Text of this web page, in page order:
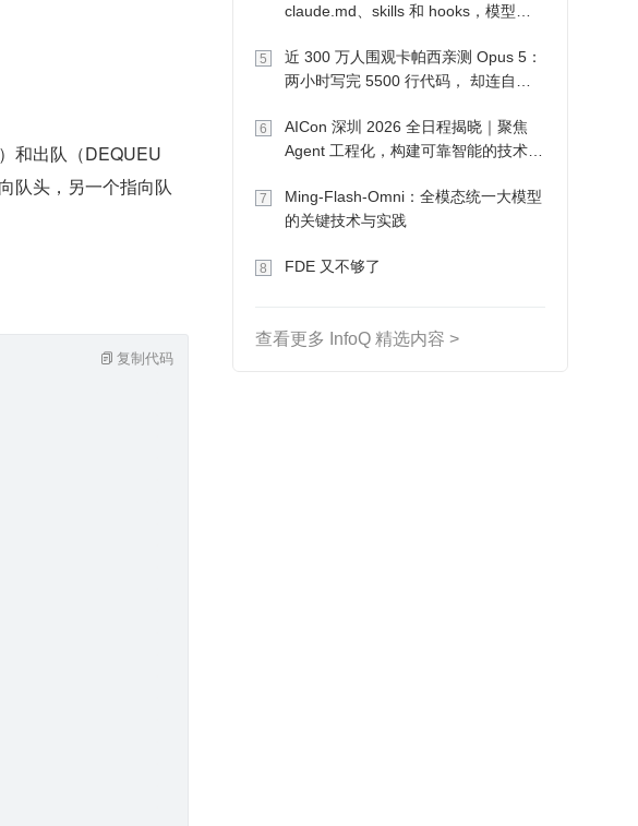
和出队（DEQUEU
队头，另一个指向队
复制代码
claude.md、skills 和 hooks，模型自
5
近 300 万人围观卡帕西亲测 Opus 5：
两小时写完 5500 行代码， 却连自己
6
AICon 深圳 2026 全日程揭晓｜聚焦
Agent 工程化，构建可靠智能的技术路
7
Ming-Flash-Omni：全模态统一大模型
的关键技术与实践
8 FDE 又不够了
查看更多 InfoQ 精选内容 >